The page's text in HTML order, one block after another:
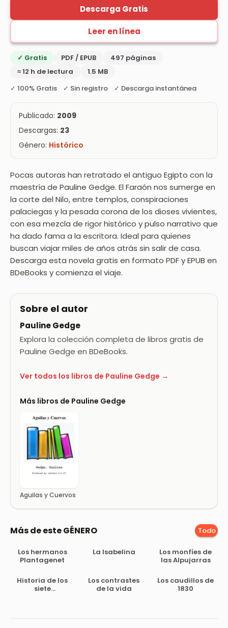
Descarga Gratis
Leer en línea
✓ Gratis PDF / EPUB
497 páginas
≈ 12 h de lectura
1.5 MB
✓ 100% Gratis ✓ Sin registro ✓ Descarga instantánea
Publicado: 2009
Descargas: 23
Género: Histórico
Pocas autoras han retratado el antiguo Egipto con la
maestría de Pauline Gedge. El Faraón nos sumerge en
la corte del Nilo, entre templos, conspiraciones
palaciegas y la pesada corona de los dioses vivientes,
con esa mezcla de rigor histórico y pulso narrativo que
ha dado fama a la escritora. Ideal para quienes
buscan viajar miles de años atrás sin salir de casa.
Descarga esta novela gratis en formato PDF y EPUB en
BDeBooks y comienza el viaje.
Sobre el autor
Pauline Gedge
Explora la colección completa de libros gratis de
Pauline Gedge en BDeBooks.
Ver todos los libros de Pauline Gedge →
Más libros de Pauline Gedge
Aguilas y Cuervos
Más de este GÉNERO Todo
Los hermanos
Plantagenet
La Isabelina
Los monfíes de
las Alpujarras
Historia de los
siete
Los contrastes
de la vida
Los caudillos de
1830